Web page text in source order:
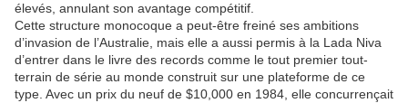
élevés, annulant son avantage compétitif.
Cette structure monocoque a peut-être freiné ses ambitions
d’invasion de l’Australie, mais elle a aussi permis à la Lada Niva
d’entrer dans le livre des records comme le tout premier tout-
terrain de série au monde construit sur une plateforme de ce
type. Avec un prix du neuf de $10,000 en 1984, elle concurrençait